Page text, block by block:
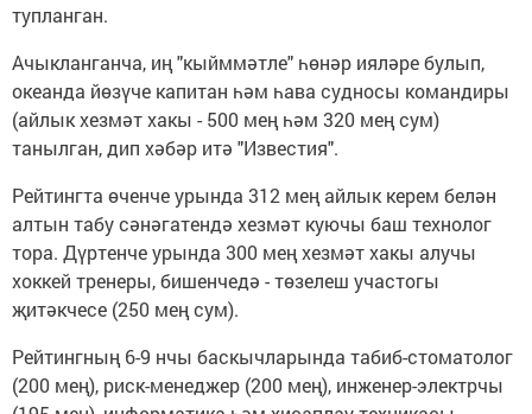
тупланган.
Ачыкланганча, иң "кыйммәтле" һөнәр ияләре булып,
океанда йөзүче капитан һәм һава судносы командиры
(айлык хезмәт хакы - 500 мең һәм 320 мең сум)
танылган, дип хәбәр итә "Известия".
Рейтингта өченче урында 312 мең айлык керем белән
алтын табу сәнәгатендә хезмәт куючы баш технолог
тора. Дүртенче урында 300 мең хезмәт хакы алучы
хоккей тренеры, бишенчедә - төзелеш участогы
җитәкчесе (250 мең сум).
Рейтингның 6-9 нчы баскычларында табиб-стоматолог
(200 мең), риск-менеджер (200 мең), инженер-электрчы